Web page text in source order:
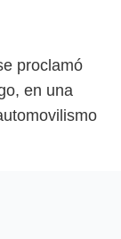
proclamó
en una